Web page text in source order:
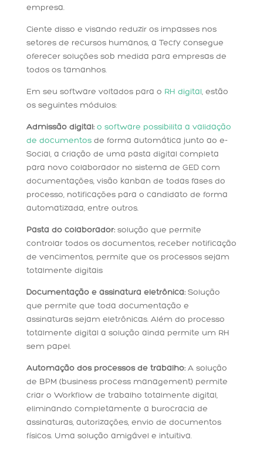
empresa.
Ciente disso e visando reduzir os impasses nos
setores de recursos humanos, a Tecfy consegue
oferecer soluções sob medida para empresas de
todos os tamanhos.
Em seu software voltados para o RH digital, estão
os seguintes módulos:
Admissão digital: o software possibilita a validação
de documentosde forma automática junto ao e-
Social, a criação de uma pasta digital completa
para novo colaborador no sistema de GED com
documentações, visão kanban de todas fases do
processo, notificações para o candidato de forma
automatizada, entre outros.
Pasta do colaborador:solução que permite
controlar todos os documentos, receber notificação
de vencimentos, permite que os processos sejam
totalmente digitais
Documentação e assinatura eletrônica:Solução
que permite que toda documentação e
assinaturas sejam eletrônicas. Além do processo
totalmente digital a solução ainda permite um RH
sem papel.
Automação dos processos de trabalho:A solução
de BPM (business process management) permite
criar o Workflow de trabalho totalmente digital,
eliminando completamente a burocracia de
assinaturas, autorizações, envio de documentos
físicos. Uma solução amigável e intuitiva.